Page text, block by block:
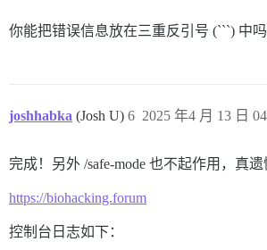
6
6
你能把错误信息放在三重反引号 (```) 中吗
joshhabka (Josh U) 2025 年4 月 13 日
6
完成！另外 /safe-mode 也不起作用，真遗
https://biohacking.forum
控制台日志如下：